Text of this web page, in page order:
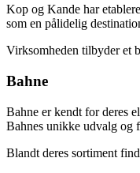
Kop og Kande har
som en pålidelig
Virksomheden tilbyder et
Bahne
Bahne er kendt for deres
Bahnes unikke udvalg og
Blandt deres sortiment